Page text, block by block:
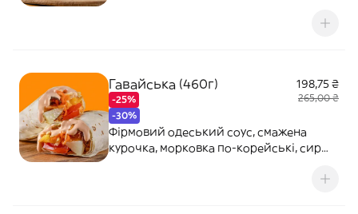
Гавайська (460г)
-25%
-30%
198,75 ₴
265,00 ₴
Фірмовий одеський соус, смажена
курочка, морковка по-корейські, сир